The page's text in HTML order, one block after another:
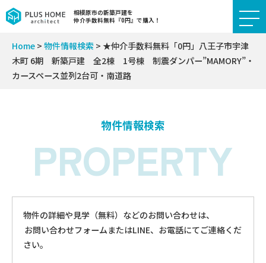
相模原市の新築戸建を
仲介手数料無料『0円』で購入！
Home > 物件情報検索 > ★仲介手数料無料「0円」八王子市宇津
木町 6期 新築戸建 全2棟 1号棟 制震ダンパー”MAMORY”・
カースペース並列2台可・南道路
物件情報検索
PROPERTY
物件の詳細や見学（無料）などのお問い合わせは、
お問い合わせフォームまたはLINE、お電話にてご連絡くだ
さい。